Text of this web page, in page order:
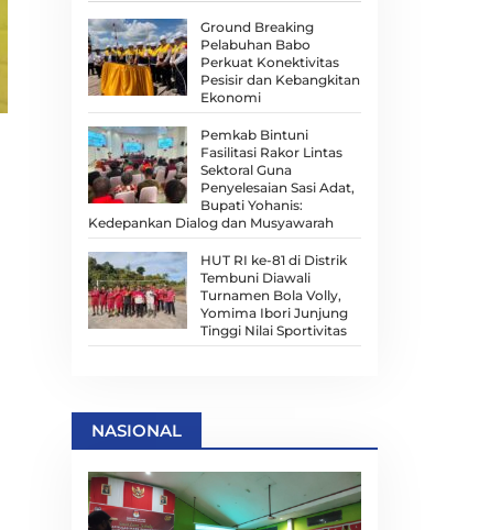
Ground Breaking
Pelabuhan Babo
Perkuat Konektivitas
Pesisir dan Kebangkitan
Ekonomi
Pemkab Bintuni
Fasilitasi Rakor Lintas
Sektoral Guna
Penyelesaian Sasi Adat,
Bupati Yohanis:
Kedepankan Dialog dan Musyawarah
HUT RI ke-81 di Distrik
Tembuni Diawali
Turnamen Bola Volly,
Yomima Ibori Junjung
Tinggi Nilai Sportivitas
NASIONAL